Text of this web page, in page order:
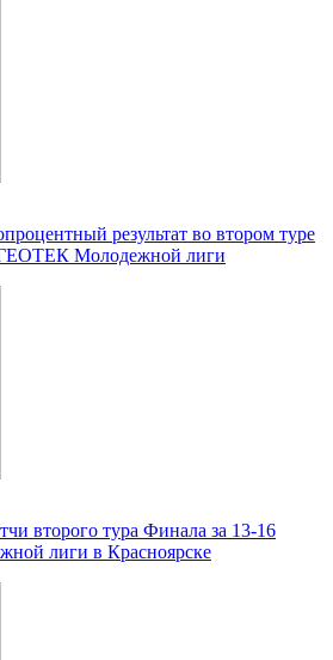
результат во втором туре
ГЕОТЕК Молодежной лиги
второго тура Финала за 13-16
лиги в Красноярске